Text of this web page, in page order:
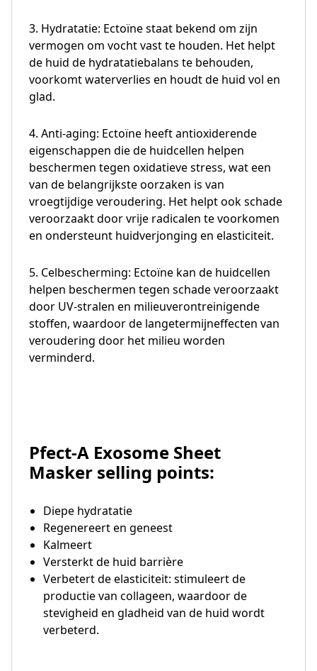
3. Hydratatie: Ectoïne staat bekend om zijn
vermogen om vocht vast te houden. Het helpt
de huid de hydratatiebalans te behouden,
voorkomt waterverlies en houdt de huid vol en
glad.
4. Anti-aging: Ectoïne heeft antioxiderende
eigenschappen die de huidcellen helpen
beschermen tegen oxidatieve stress, wat een
van de belangrijkste oorzaken is van
vroegtijdige veroudering. Het helpt ook schade
veroorzaakt door vrije radicalen te voorkomen
en ondersteunt huidverjonging en elasticiteit.
5. Celbescherming: Ectoïne kan de huidcellen
helpen beschermen tegen schade veroorzaakt
door UV-stralen en milieuverontreinigende
stoffen, waardoor de langetermijneffecten van
veroudering door het milieu worden
verminderd.
Pfect-A Exosome Sheet
Masker selling points:
Diepe hydratatie
Regenereert en geneest
Kalmeert
Versterkt de huid barrière
Verbetert de elasticiteit: stimuleert de
productie van collageen, waardoor de
stevigheid en gladheid van de huid wordt
verbeterd.